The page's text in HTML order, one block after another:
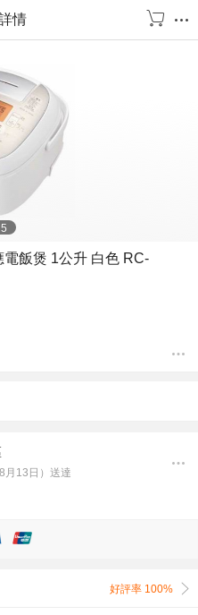
情
5
飯煲 1公升 白色 RC-
月13日）送達
好評率 100%